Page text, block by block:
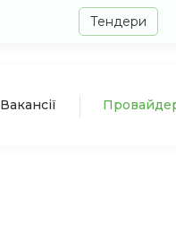
Тендери
Вакансії